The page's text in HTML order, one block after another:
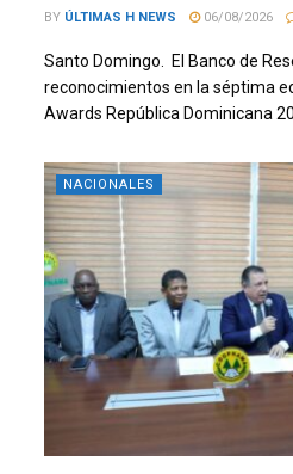
BY ÚLTIMAS H NEWS 06/08/2026
Santo Domingo. El Banco de
reconocimientos en la séptima
Awards República Dominicana
NACIONALES